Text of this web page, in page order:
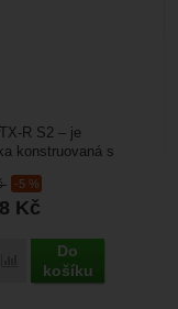
-5 %
Kč
Přidat 'Apeks MTX-R
Do
košíku
R S2 – je
konstruovaná s
proto